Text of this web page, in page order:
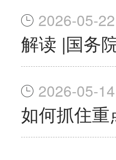
2026-05-22
解读 |国务
2026-05-14
如何抓住